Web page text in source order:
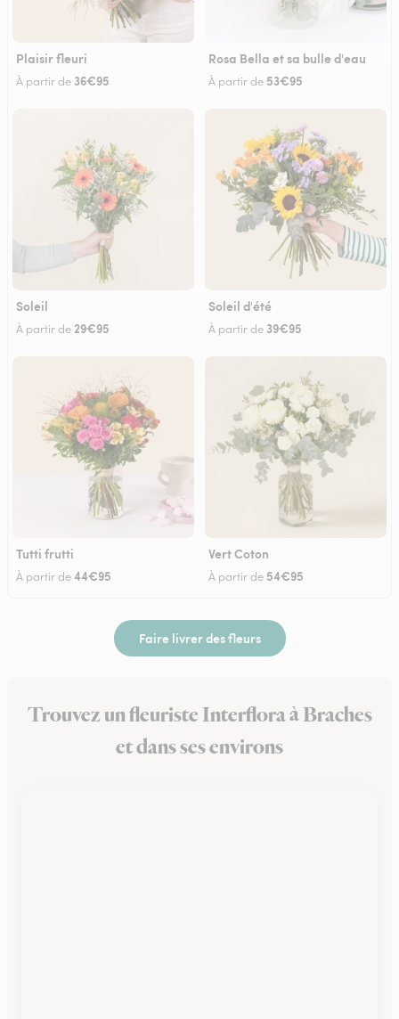
Plaisir fleuri
À partir de 36€95
Rosa Bella et sa bulle d'eau
À partir de 53€95
Soleil
À partir de29€95
Soleil d'été
À partir de 39€95
Tutti frutti
À partir de44€95
Vert Coton
À partir de 54€95
Faire livrer des fleurs
Trouvez un fleuriste Interflora à Braches
et dans ses environs